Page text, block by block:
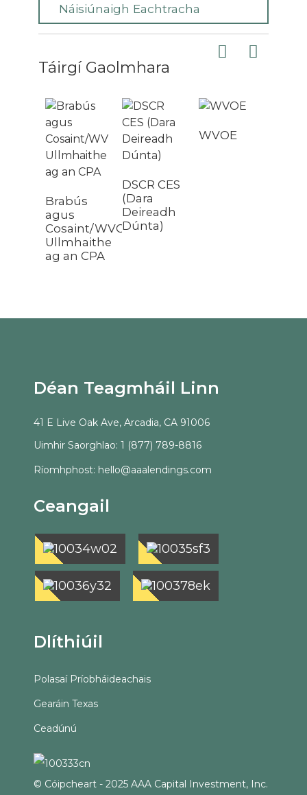
Náisiúnaigh Eachtracha
Táirgí Gaolmhara
Brabús
agus
Cosaint/WVOE
Ullmhaithe
ag an CPA
DSCR CES
(Dara
Deireadh
Dúnta)
WVOE
Déan Teagmháil Linn
41 E Live Oak Ave, Arcadia, CA 91006
Uimhir Saorghlao: 1 (877) 789-8816
Ríomhphost: hello@aaalendings.com
Ceangail
Dlíthiúil
Polasaí Príobháideachais
Gearáin Texas
Ceadúnú
© Cóipcheart - 2025 AAA Capital Investment, Inc.